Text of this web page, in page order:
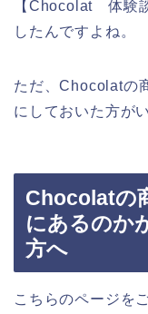
【Chocolat 体験
したんですよね。
ただ、Chocolatの
にしておいた方が
Chocolatの
にあるのか
方へ
こちらのページを